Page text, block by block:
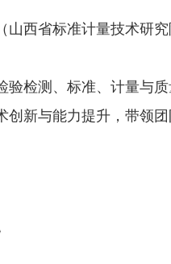
山西省标准计量技术研
验检测、标准、计量与
创新与能力提升，带领